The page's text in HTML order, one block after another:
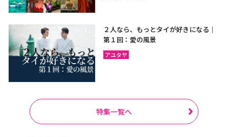
２人なら、もっとタイが好きになる｜
第１回：愛の風景
アユタヤ
特集一覧へ